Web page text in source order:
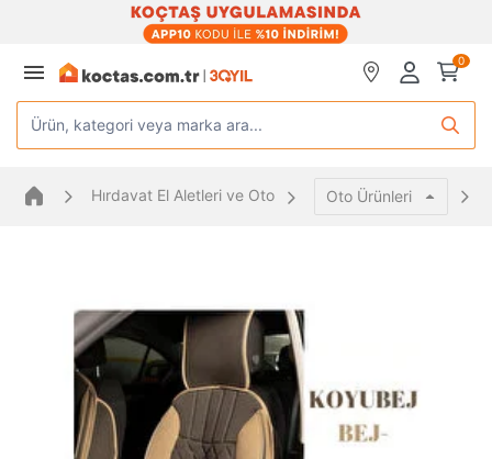
0
Ürün, kategori veya marka ara...
Hırdavat El Aletleri ve Oto Oto Ürünleri